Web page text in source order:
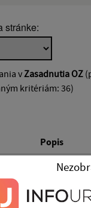
od:
stránke:
v Zasadnutia OZ
kritériám: 36)
Popis
-